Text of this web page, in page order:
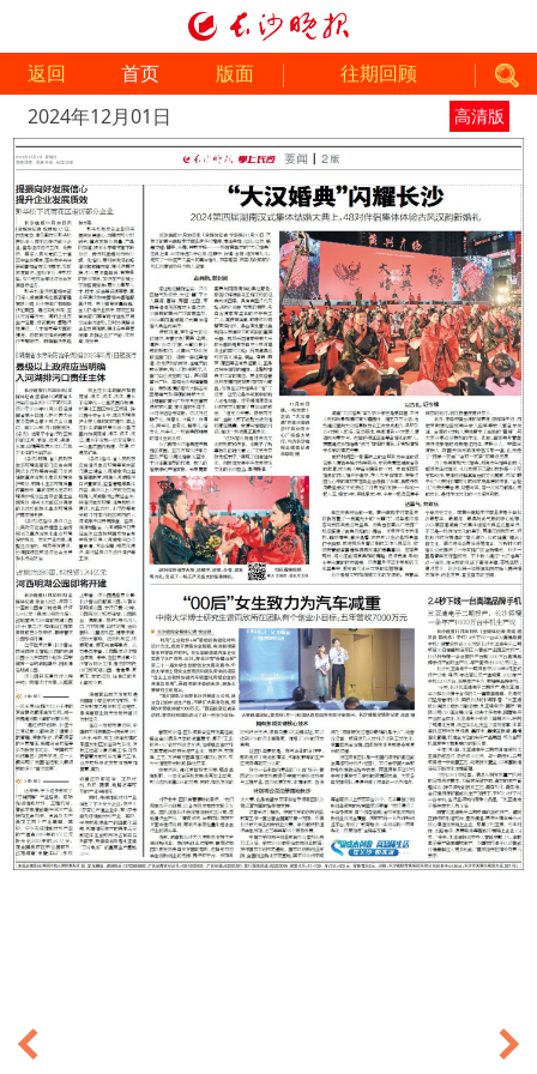
返回 首页 版面
往期回顾
2024年12月01日
高清版